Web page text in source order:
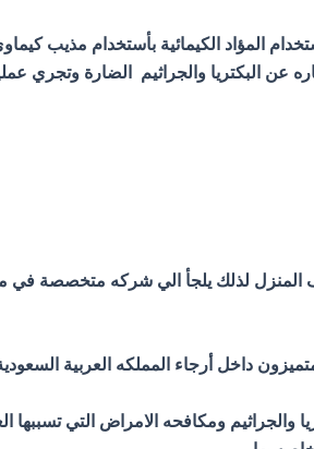
المؤاد الكيمائية بأستخدام مذيب
عن البكتريا والجراثيم الضارة وتجري
لذلك يلجأ الي شركه متخصصة في
داخل أرجاء المملكه العربية
ومكافحه الامراض التي